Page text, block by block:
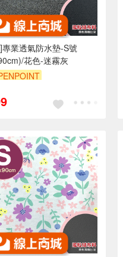
專業透氣防水墊-S號
花色-迷霧灰
滿 2000 元折抵 100元
費不算在 2000 元的範圍